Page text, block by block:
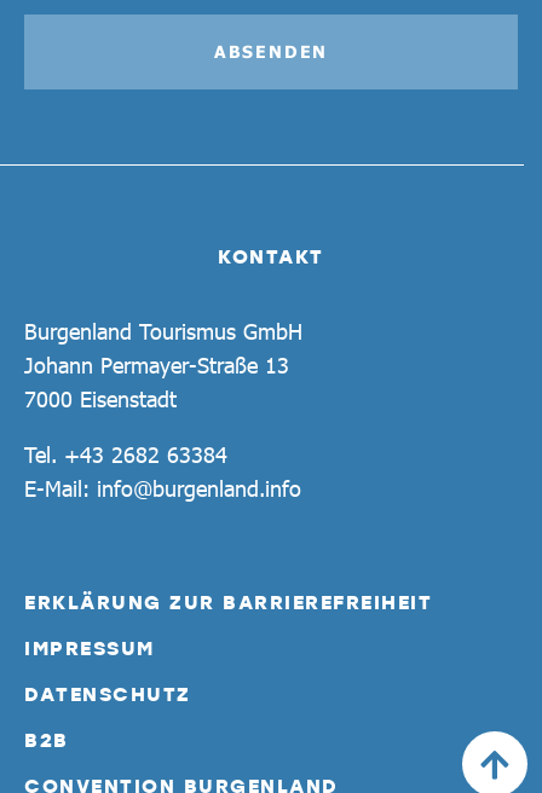
KONTAKT
Burgenland Tourismus GmbH
Johann Permayer-Straße 13
7000 Eisenstadt
Tel. +43 2682 63384
E-Mail: info@burgenland.info
ERKLÄRUNG ZUR BARRIEREFREIHEIT
IMPRESSUM
DATENSCHUTZ
B2B
CONVENTION BURGENLAND
ABSENDEN